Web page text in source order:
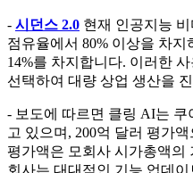
- 시던스 2.0 현재 인공지능
점유율에서 80% 이상을 차
14%를 차지합니다. 이러한
선택하여 대량 상업 생산을
- 보도에 따르면 클링 AI는 쿠
고 있으며, 200억 달러 평가
평가액은 모회사 시가총액의
회사는 대대적인 기능 업데